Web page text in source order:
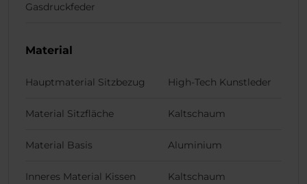
Gasdruckfeder
Material
Hauptmaterial Sitzbezug High-Tech Kunstleder
Material Sitzfläche Kaltschaum
Material Basis Aluminium
Inneres Material Kissen Kaltschaum